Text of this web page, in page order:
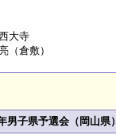
大寺
（倉敷）
男子県予選会（岡山県